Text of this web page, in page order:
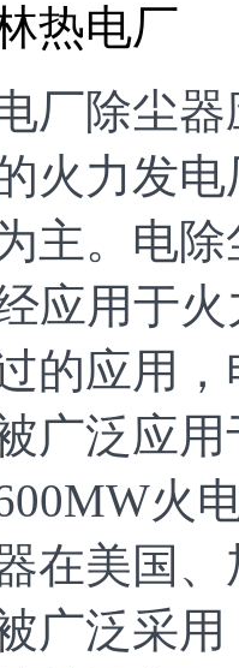
热电厂
除尘器
力发电
主。电
应用于
的应用
广泛应
火
美国、
广泛采